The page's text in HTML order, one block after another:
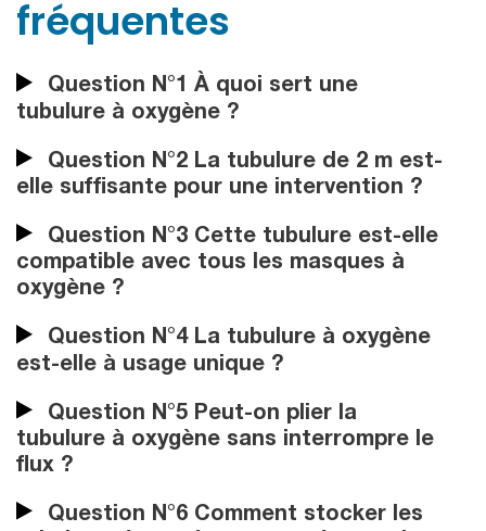
fréquentes
Question N°1 À quoi sert une
tubulure à oxygène ?
Question N°2 La tubulure de 2 m est-
elle suffisante pour une intervention ?
Question N°3 Cette tubulure est-elle
compatible avec tous les masques à
oxygène ?
Question N°4 La tubulure à oxygène
est-elle à usage unique ?
Question N°5 Peut-on plier la
tubulure à oxygène sans interrompre le
flux ?
Question N°6 Comment stocker les